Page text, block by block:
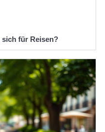
sich für Reisen?